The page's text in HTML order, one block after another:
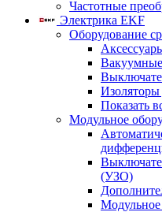
Частотные
Электрика EKF
Оборудование
Показать
Модульное
(УЗО)
Модульное